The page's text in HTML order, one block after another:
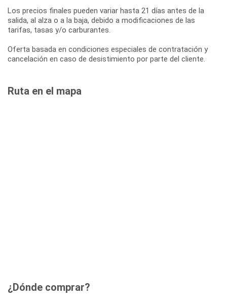
Los precios finales pueden variar hasta 21 días antes de la
salida, al alza o a la baja, debido a modificaciones de las
tarifas, tasas y/o carburantes.
Oferta basada en condiciones especiales de contratación y
cancelación en caso de desistimiento por parte del cliente.
Ruta en el mapa
¿Dónde comprar?